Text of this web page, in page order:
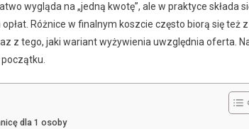
wygląda na „jedną kwotę”, ale w praktyce składa
Różnice w finalnym koszcie często biorą się też
z tego, jaki wariant wyżywienia uwzględnia oferta.
dla 1 osoby